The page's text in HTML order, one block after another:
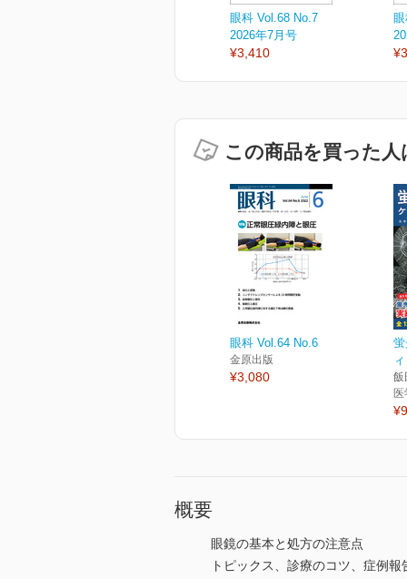
眼科 Vol.68 No.7
2026年7月号
¥3,410
この商品を買った
眼科 Vol.64 No.6
金原出版
¥3,080
ィ
飯
概要
眼鏡の基本と処方の注意点
トピックス、診療のコツ、症例